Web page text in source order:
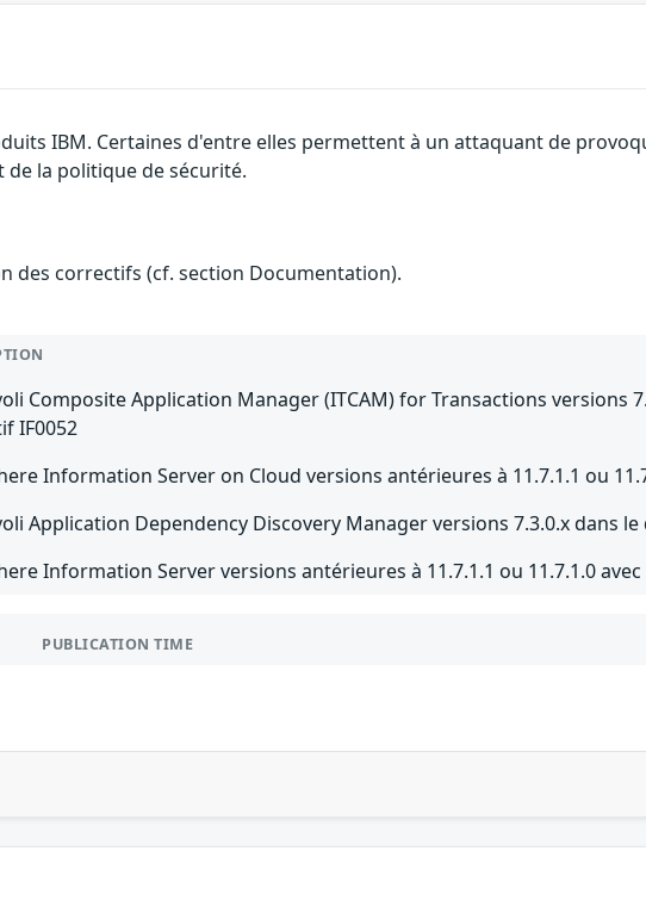
IBM. Certaines d'entre elles permettent à un attaquant de
la politique de sécurité.
des correctifs (cf. section Documentation).
Composite Application Manager (ITCAM) for Transactions versions
IF0052
Information Server on Cloud versions antérieures à 11.7.1.1 ou
Application Dependency Discovery Manager versions 7.3.0.x dans
Information Server versions antérieures à 11.7.1.1 ou 11.7.1.0 avec
PUBLICATION TIME